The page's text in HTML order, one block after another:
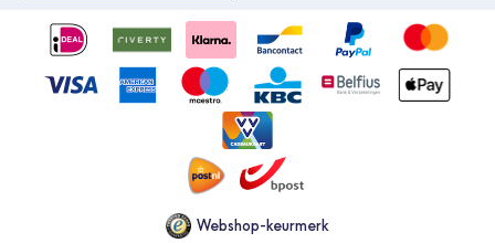
Webshop-keurmerk